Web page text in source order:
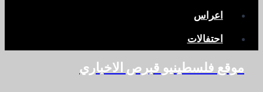
اعراس
احتفالات
موقع فلسطينيو قبرص الاخباري